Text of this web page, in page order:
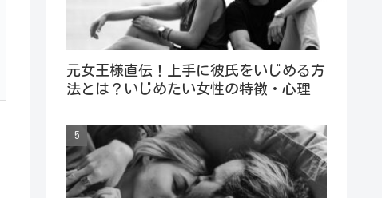
元女王様直伝！上手に彼氏をいじめる方
法とは？いじめたい女性の特徴・心理